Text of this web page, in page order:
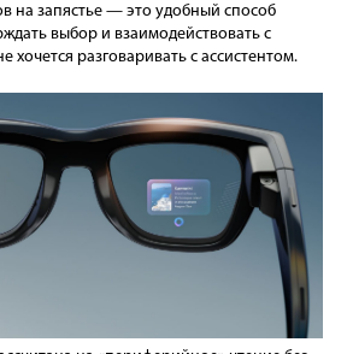
на запястье — это удобный способ
выбор и взаимодействовать с
хочется разговаривать с ассистентом.